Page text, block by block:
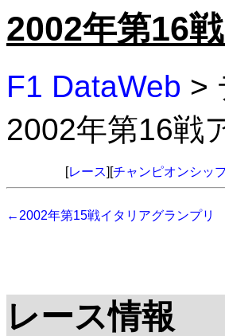
2002年第16
F1 DataWeb >
2002年第16戦
[レース][チャンピオンシッ
←2002年第15戦イタリアグランプリ
レース情報